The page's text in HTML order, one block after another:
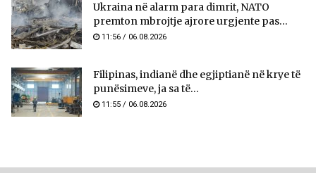
Ukraina në alarm para dimrit, NATO
premton mbrojtje ajrore urgjente pas...
11:56 / 06.08.2026
Filipinas, indianë dhe egjiptianë në krye të
punësimeve, ja sa të...
11:55 / 06.08.2026